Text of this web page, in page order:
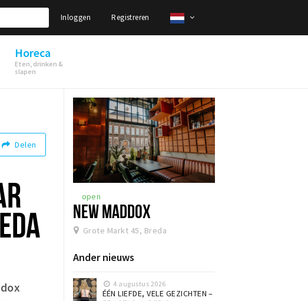
Inloggen Registreren
Horeca
Eten, drinken &
slapen
Delen
open
NEW MADDOX
Grote Markt 45, Breda
Ander nieuws
4 augustus 2026
ÉÉN LIEFDE, VELE GEZICHTEN –